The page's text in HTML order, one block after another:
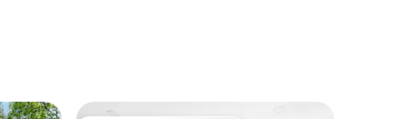
: 4,87 sur 5